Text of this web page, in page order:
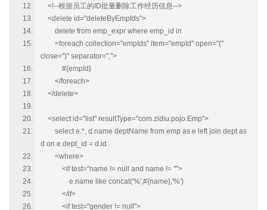
<!--根据员工的ID批量删除工作经历信息-->
<delete id="deleteByEmpIds">
delete from emp_expr where emp_id in
<foreach collection="empIds" item="empId" open="("
close=")" separator=",">
#{empId}
</foreach>
</delete>
<select id="list" resultType="com.zidiu.pojo.Emp">
select e.*, d.name deptName from emp as e left join dept as
d on e.dept_id = d.id
<where>
<if test="name != null and name != ''">
e.name like concat('%',#{name},'%')
</if>
<if test="gender != null">